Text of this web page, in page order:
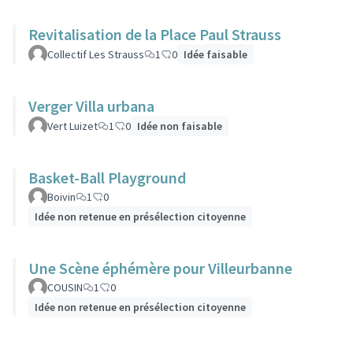
Revitalisation de la Place Paul Strauss
Collectif Les Strauss 1 0 Idée faisable
Verger Villa urbana
Vert Luizet 1 0 Idée non faisable
Basket-Ball Playground
Boivin 1
0
Idée non retenue en présélection citoyenne
Une Scène éphémère pour Villeurbanne
COUSIN 1
0
Idée non retenue en présélection citoyenne